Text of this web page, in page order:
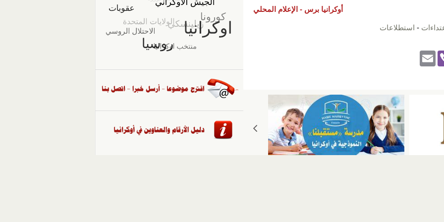
أوكرانيا برس - الإعلام المحلي
- استطلاعات
Vi